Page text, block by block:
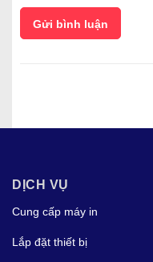
Gửi bình luận
DỊCH VỤ
Cung cấp máy in
Lắp đặt thiết bị